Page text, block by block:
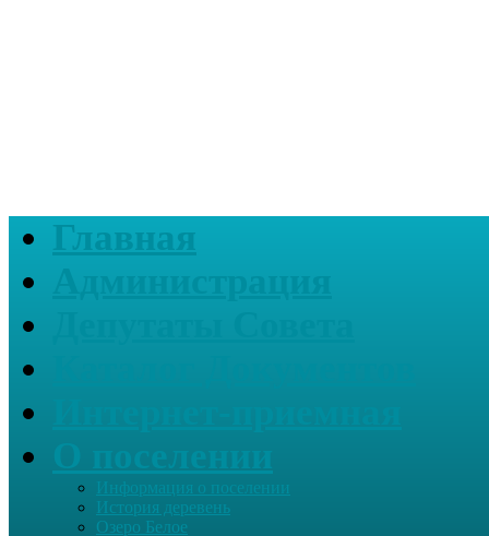
Главная
Информация о поселении
История деревень
Озеро Белое